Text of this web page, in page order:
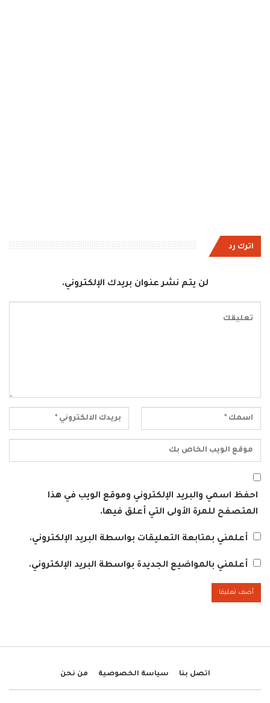
اترك رد
لن يتم نشر عنوان بريدك الإلكتروني.
احفظ اسمي والبريد الإلكتروني وموقع الويب في هذا
المتصفح للمرة الأولى التي أعلق فيها.
أعلمني بمتابعة التعليقات بواسطة البريد الإلكتروني.
أعلمني بالمواضيع الجديدة بواسطة البريد الإلكتروني.
اتصل بنا سياسة الخصوصية من نحن